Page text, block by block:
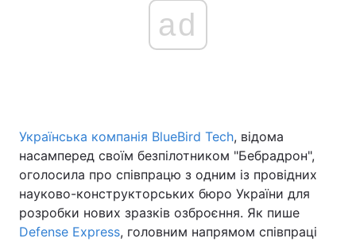
ad
Українська компанія BlueBird Tech, відома
насамперед своїм безпілотником "Бебрадрон",
оголосила про співпрацю з одним із провідних
науково-конструкторських бюро України для
розробки нових зразків озброєння. Як пише
Defense Express, головним напрямом співпраці